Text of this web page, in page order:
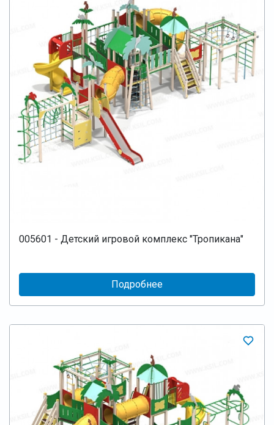
005601 - Детский игровой комплекс "Тропикана"
Подробнее